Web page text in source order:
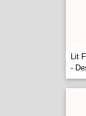
Lit
-